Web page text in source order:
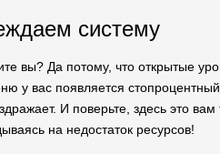
систему
вы? Да потому, что открытые
у вас появляется
И поверьте, здесь это
на недостаток ресурсов!